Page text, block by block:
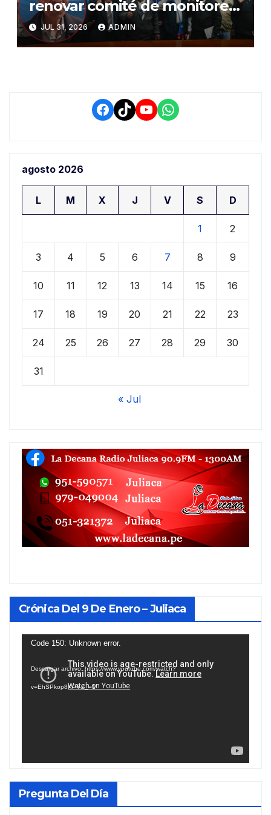
renovar comité de monitoreo
del PIAA por presuntos
conflictos de interés y
retrasos
JUL 31, 2026 ADMIN
Facebook
TikTokYouTube
WhatsApp
agosto 2026
L M X J V S D
1 2
3 4 5 6 7 8 9
10 11 12 13 14 15 16
17 18 19 20 21 22 23
24 25 26 27 28 29 30
31
« Jul
Crónica Del 9 De Enero – Juliaca
Reproductor
vídeo
Code 150: Unknown error.
Descargar archivo: https://www.youtube.com/watch?
v=EhSPkop8KPY&_=1
Pregunta Del Día